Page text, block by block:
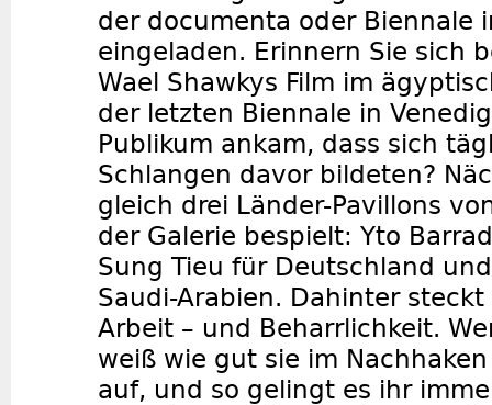
der documenta oder Biennale
eingeladen. Erinnern Sie sich
Wael Shawkys Film im
der letzten Biennale in
Publikum ankam, dass sich
Schlangen davor bildeten?
gleich drei Länder-Pavillons
der Galerie bespielt: Yto
Sung Tieu für Deutschland
Saudi-Arabien. Dahinter
Arbeit – und Beharrlichkeit.
weiß wie gut sie im
auf, und so gelingt es ihr